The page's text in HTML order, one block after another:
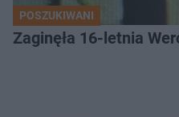
POSZUKIWANI
Zaginęła 16-letnia